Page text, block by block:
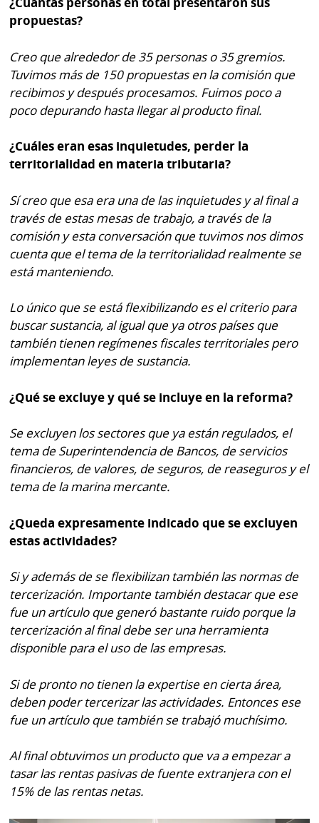
propuestas?
Creo que alrededor de 35 personas o 35 gremios.
Tuvimos más de 150 propuestas en la comisión que
recibimos y después procesamos. Fuimos poco a
poco depurando hasta llegar al producto final.
¿Cuáles eran esas inquietudes, perder la
territorialidad en materia tributaria?
Sí creo que esa era una de las inquietudes y al final a
través de estas mesas de trabajo, a través de la
comisión y esta conversación que tuvimos nos dimos
cuenta que el tema de la territorialidad realmente se
está manteniendo.
Lo único que se está flexibilizando es el criterio para
buscar sustancia, al igual que ya otros países que
también tienen regímenes fiscales territoriales pero
implementan leyes de sustancia.
¿Qué se excluye y qué se incluye en la reforma?
Se excluyen los sectores que ya están regulados, el
tema de Superintendencia de Bancos, de servicios
financieros, de valores, de seguros, de reaseguros y el
tema de la marina mercante.
¿Queda expresamente indicado que se excluyen
estas actividades?
Si y además de se flexibilizan también las normas de
tercerización. Importante también destacar que ese
fue un artículo que generó bastante ruido porque la
tercerización al final debe ser una herramienta
disponible para el uso de las empresas.
Si de pronto no tienen la expertise en cierta área,
deben poder tercerizar las actividades. Entonces ese
fue un artículo que también se trabajó muchísimo.
Al final obtuvimos un producto que va a empezar a
tasar las rentas pasivas de fuente extranjera con el
15% de las rentas netas.